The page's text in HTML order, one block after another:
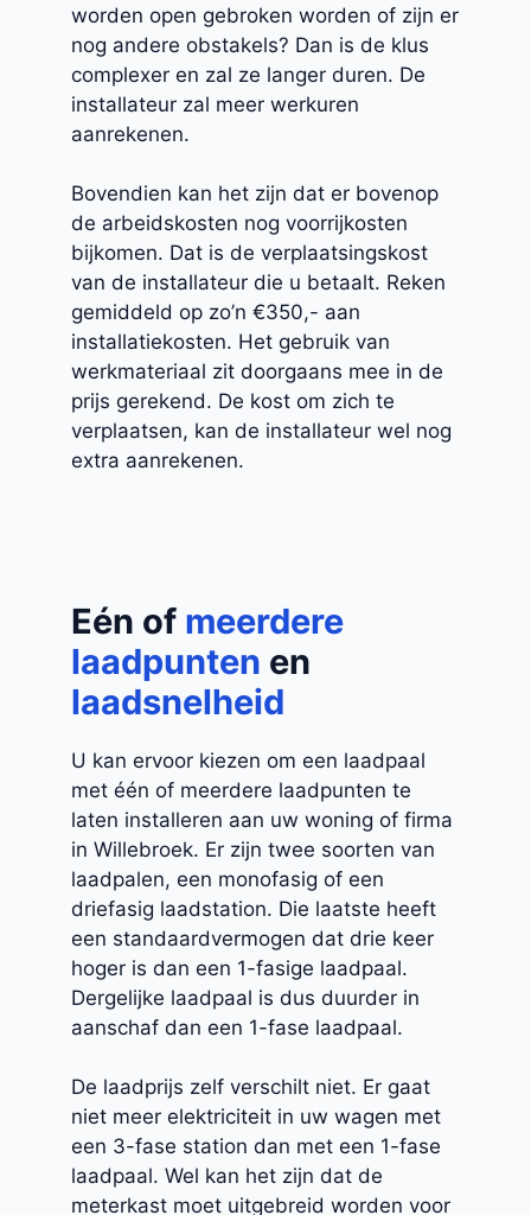
worden open gebroken worden of zijn er
nog andere obstakels? Dan is de klus
complexer en zal ze langer duren. De
installateur zal meer werkuren
aanrekenen.
Bovendien kan het zijn dat er bovenop
de arbeidskosten nog voorrijkosten
bijkomen. Dat is de verplaatsingskost
van de installateur die u betaalt. Reken
gemiddeld op zo’n €350,- aan
installatiekosten. Het gebruik van
werkmateriaal zit doorgaans mee in de
prijs gerekend. De kost om zich te
verplaatsen, kan de installateur wel nog
extra aanrekenen.
Eén of meerdere
laadpunten en
laadsnelheid
U kan ervoor kiezen om een laadpaal
met één of meerdere laadpunten te
laten installeren aan uw woning of firma
in Willebroek. Er zijn twee soorten van
laadpalen, een monofasig of een
driefasig laadstation. Die laatste heeft
een standaardvermogen dat drie keer
hoger is dan een 1-fasige laadpaal.
Dergelijke laadpaal is dus duurder in
aanschaf dan een 1-fase laadpaal.
De laadprijs zelf verschilt niet. Er gaat
niet meer elektriciteit in uw wagen met
een 3-fase station dan met een 1-fase
laadpaal. Wel kan het zijn dat de
meterkast moet uitgebreid worden voor